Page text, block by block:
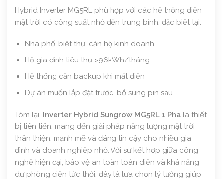
Hybrid Inverter MG5RL phù hợp với các hệ thống điện
mặt trời có công suất nhỏ đến trung bình, đặc biệt tại:
Nhà phố, biệt thự, căn hộ kinh doanh
Hộ gia đình tiêu thụ >96kWh/tháng
Hệ thống cần backup khi mất điện
Dự án muốn lắp đặt trước, bổ sung pin sau
Tóm lại, Inverter Hybrid Sungrow MG5RL 1 Pha là thiết
bị tiên tiến, mang đến giải pháp năng lượng mặt trời
thân thiện, mạnh mẽ và đáng tin cậy cho nhiều gia
đình và doanh nghiệp nhỏ. Với sự kết hợp giữa công
nghệ hiện đại, bảo vệ an toàn toàn diện và khả năng
dự phòng điện tức thời, đây là lựa chọn lý tưởng giúp